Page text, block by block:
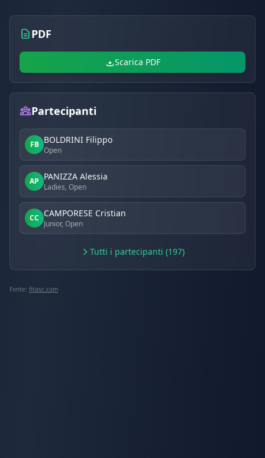
PDF
Scarica PDF
Partecipanti
FB BOLDRINI Filippo
Open
AP PANIZZA Alessia
Ladies, Open
CC CAMPORESE Cristian
Junior, Open
Tutti i partecipanti (197)
Fonte: fitasc.com